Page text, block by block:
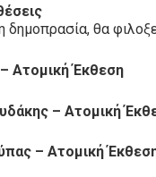
δημοπρασία, θα
Ατομική Έκθεση
– Ατομική
– Ατομική